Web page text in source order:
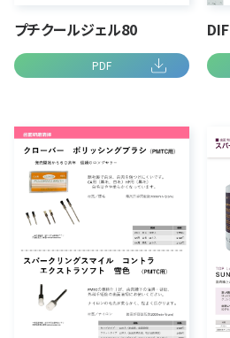
プチクールジェル80
PDF